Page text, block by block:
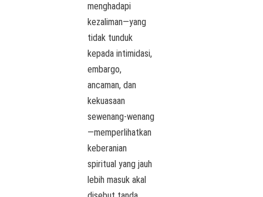
menghadapi
kezaliman—yang
tidak tunduk
kepada intimidasi,
embargo,
ancaman, dan
kekuasaan
sewenang-wenang
—memperlihatkan
keberanian
spiritual yang jauh
lebih masuk akal